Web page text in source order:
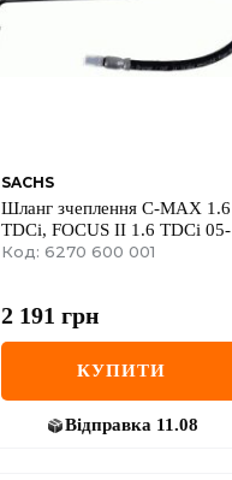
SACHS
Шланг зчеплення C-MAX 1.6
TDCi, FOCUS II 1.6 TDCi 05-
Код: 6270 600 001
2 191 грн
КУПИТИ
Відправка 11.08